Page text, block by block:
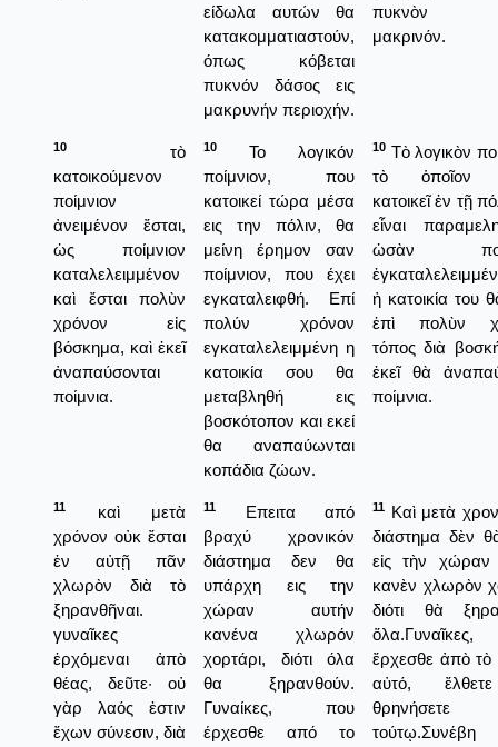
είδωλα αυτών θα
κατακομματιαστούν,
όπως κόβεται
πυκνόν δάσος εις
μακρυνήν περιοχήν.
πυκνὸν
μακρινόν.
10
τὸ
κατοικούμενον
ποίμνιον
ἀνειμένον ἔσται,
ὡς ποίμνιον
καταλελειμμένον
καὶ ἔσται πολὺν
χρόνον εἰς
βόσκημα, καὶ ἐκεῖ
ἀναπαύσονται
ποίμνια.
10
Το λογικόν
ποίμνιον, που
κατοικεί τώρα μέσα
εις την πόλιν, θα
μείνη έρημον σαν
ποίμνιον, που έχει
εγκαταλειφθή. Επί
πολύν χρόνον
εγκαταλελειμμένη η
κατοικία σου θα
μεταβληθή εις
βοσκότοπον και εκεί
θα αναπαύωνται
κοπάδια ζώων.
10 Τὸ λογικὸν
τὸ ὁποῖον
κατοικεῖ ἐν τῇ
εἶναι
ὡσὰν
ἡ κατοικία του
ἐπὶ πολὺν
τόπος διὰ
ἐκεῖ θὰ
ποίμνια.
11
καὶ μετὰ
χρόνον οὐκ ἔσται
ἐν αὐτῇ πᾶν
χλωρὸν διὰ τὸ
ξηρανθῆναι.
γυναῖκες
ἐρχόμεναι ἀπὸ
θέας, δεῦτε· οὐ
γὰρ λαός ἐστιν
ἔχων σύνεσιν, διὰ
11
Επειτα από
βραχύ χρονικόν
διάστημα δεν θα
υπάρχη εις την
χώραν αυτήν
κανένα χλωρόν
χορτάρι, διότι όλα
θα ξηρανθούν.
Γυναίκες, που
έρχεσθε από το
11 Καὶ μετὰ
διάστημα δὲν
εἰς τὴν χώραν
κανὲν χλωρὸν
διότι θὰ
ἔρχεσθε ἀπὸ τὸ
αὐτό,